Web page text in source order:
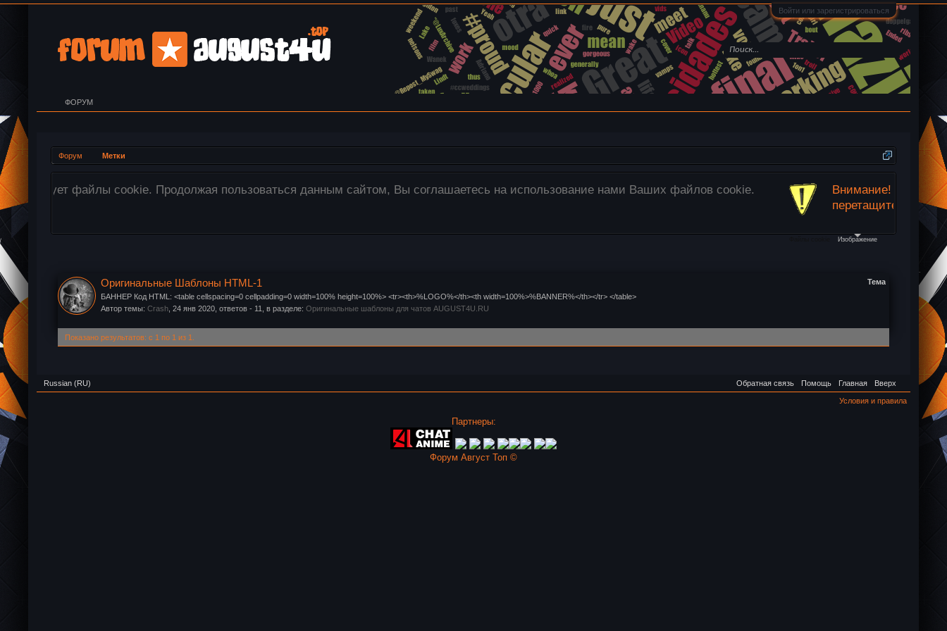
Войти или зарегистрироваться
Форум Метки
файлов cookie. Внимание! Все изображения загружаются только на наш сервер! Для этого используйте кнопку«Прикрепить файлы»ниже или просто
Изображение
Тема
Оригинальные Шаблоны HTML-1
БАННЕР Код HTML: <table cellspacing=0 cellpadding=0 width=100% height=100%> <tr><th>%LOGO%</th><th width=100%>%BANNER%</th></tr> </table>
Автор темы: Crash 24 янв 2020 , ответов - 11, в разделе: Оригинальные шаблоны для чатов AUGUST4U.RU
Показано результатов: с 1 по 1 из 1.
ФОРУМ
Russian (RU) Обратная связь Помощь Главная Вверх
Условия и правила
Партнеры:
Форум Август Топ ©